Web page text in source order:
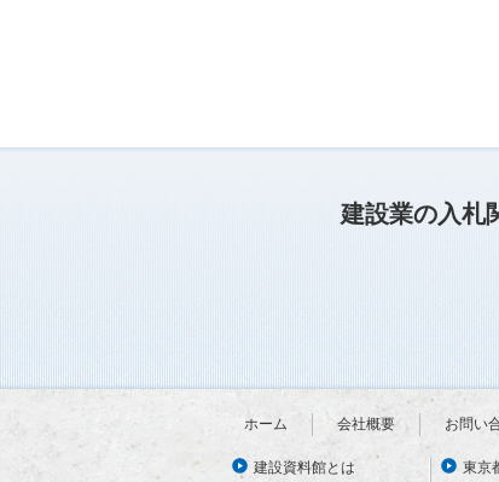
建設業の入札
ホーム 会社概要 お問い
建設資料館とは 東京